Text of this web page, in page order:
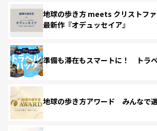
地球の歩き方 meets クリストフ
最新作『オデュッセイア』
準備も滞在もスマートに！ トラ
地球の歩き方アワード みんなで選